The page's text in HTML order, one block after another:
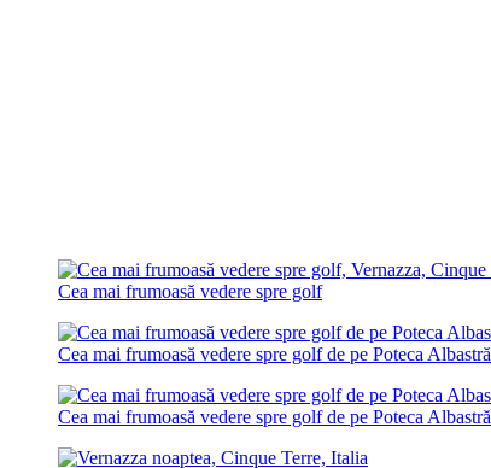
Cea mai frumoasă vedere spre golf
Cea mai frumoasă vedere spre golf de pe Poteca Albastră
Cea mai frumoasă vedere spre golf de pe Poteca Albastră